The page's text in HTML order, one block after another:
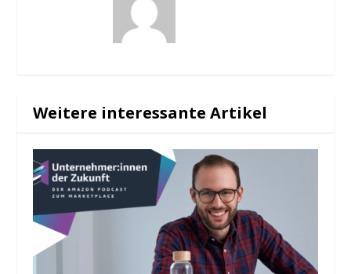
Weitere interessante Artikel